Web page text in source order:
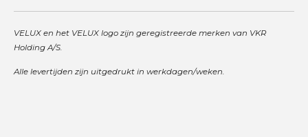
VELUX en het VELUX logo zijn geregistreerde merken van VKR
Holding A/S.
Alle levertijden zijn uitgedrukt in werkdagen/weken.